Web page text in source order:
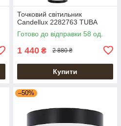
Точковий світильник
Candellux 2282763 TUBA
Готово до відправки 58 од.
1 440 ₴ 2 880 ₴
Купити
–50%